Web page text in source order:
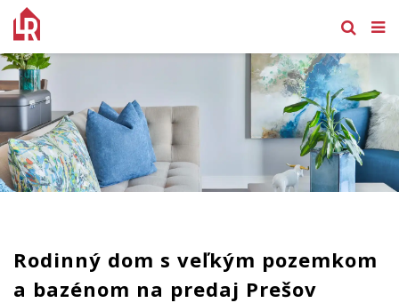
Rodinný dom s veľkým pozemkom
a bazénom na predaj Prešov